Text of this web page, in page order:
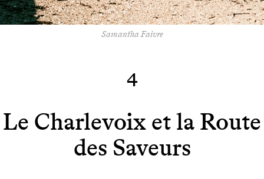
Samantha Faivre
4
Le Charlevoix et la Route
des Saveurs